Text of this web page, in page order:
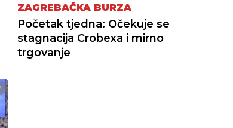
ZAGREBAČKA BURZA
Početak tjedna: Očekuje se
stagnacija Crobexa i mirno
trgovanje